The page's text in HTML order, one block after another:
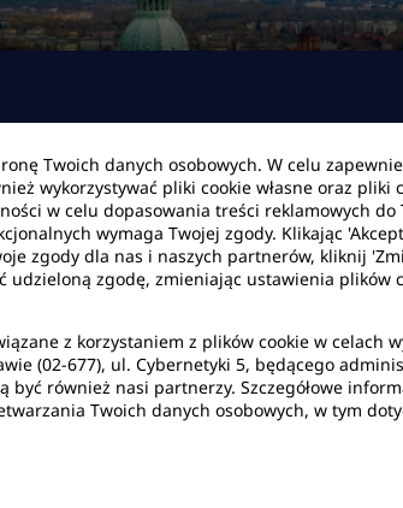
Data zwrotu
kilometrów
Twoich danych osobowych. W celu
wykorzystywać pliki cookie własne oraz pliki
w celu dopasowania treści reklamowych
wymaga Twojej zgody. Klikając
zgody dla nas i naszych partnerów, kliknij
udzieloną zgodę, zmieniając ustawienia plików
z korzystaniem z plików cookie w celach
(02-677), ul. Cybernetyki 5, będącego
również nasi partnerzy. Szczegółowe
Twoich danych osobowych, w tym